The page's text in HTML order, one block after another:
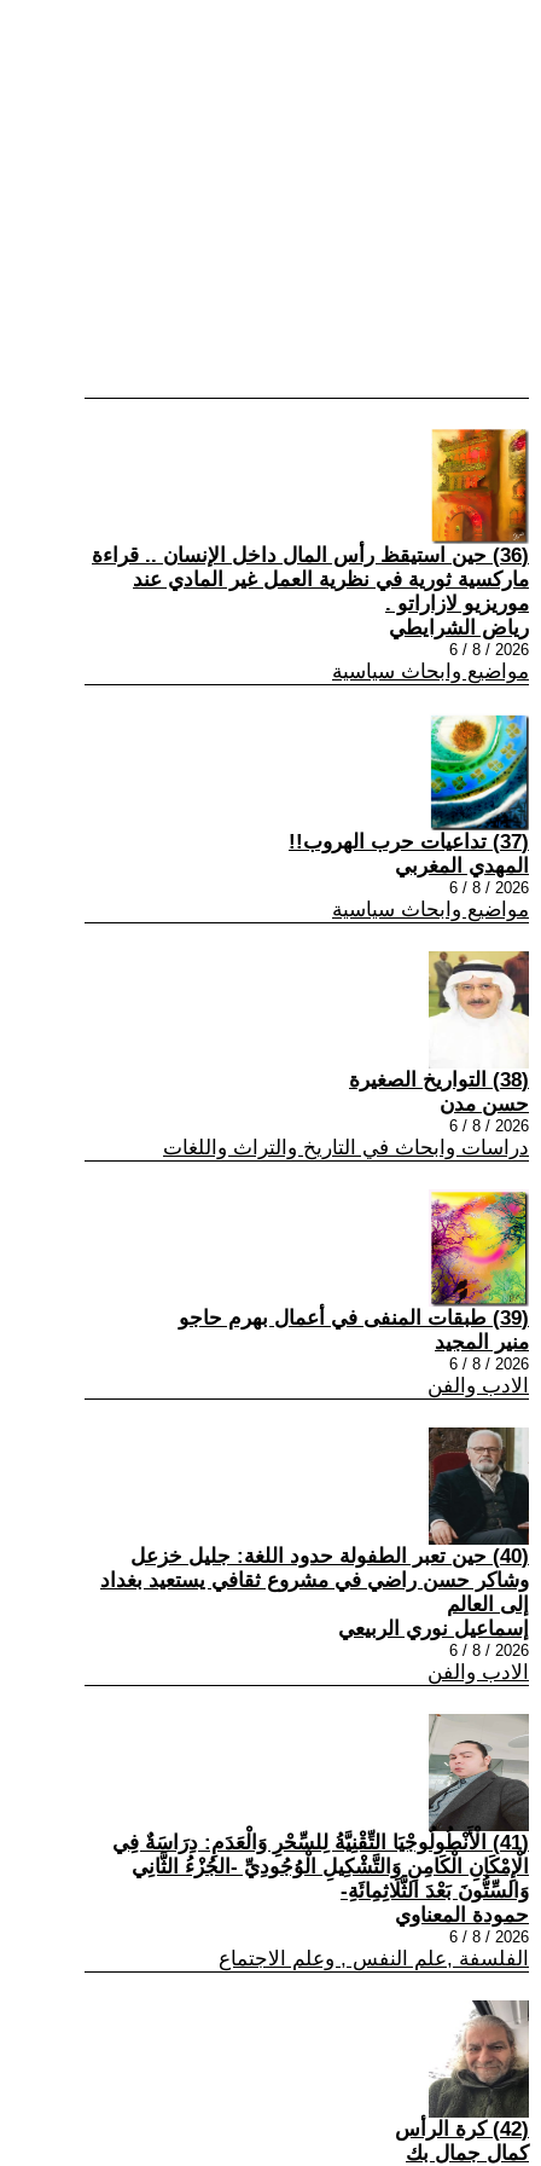
(36) حين استيقظ رأس المال داخل الإنسان .. قراءة
ماركسية ثورية في نظرية العمل غير المادي عند
موريزيو لازاراتو .
رياض الشرايطي
2026 / 8 / 6
مواضيع وابحاث سياسية
(37) تداعيات حرب الهروب!!
المهدي المغربي
2026 / 8 / 6
مواضيع وابحاث سياسية
(38) التواريخ الصغيرة
حسن مدن
2026 / 8 / 6
دراسات وابحاث في التاريخ والتراث واللغات
(39) طبقات المنفى في أعمال بهرم حاجو
منير المجيد
2026 / 8 / 6
الادب والفن
(40) حين تعبر الطفولة حدود اللغة: جليل خزعل
وشاكر حسن راضي في مشروع ثقافي يستعيد بغداد
إلى العالم
إسماعيل نوري الربيعي
2026 / 8 / 6
الادب والفن
(41) الْأَنْطُولُوجْيَا التِّقْنِيَّةُ لِلسِّحْرِ وَالْعَدَمِ: دِرَاسَةٌ فِي
الْإِمْكَانِ الْكَامِنِ وَالتَّشْكِيلِ الْوُجُودِيِّ -الجُزْءُ الثَّانِي
وَالسِّتُّونَ بَعْدَ الثَّلَاثِمِائَةِ-
حمودة المعناوي
2026 / 8 / 6
الفلسفة ,علم النفس , وعلم الاجتماع
(42) كرة الرأس
كمال جمال بك